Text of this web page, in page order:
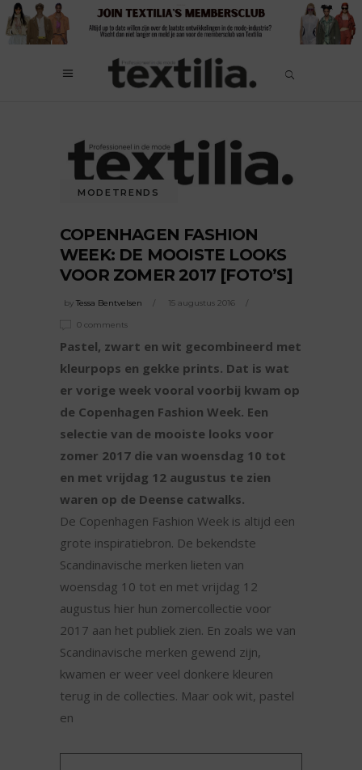
MODETRENDS
COPENHAGEN FASHION
WEEK: DE MOOISTE LOOKS
VOOR ZOMER 2017 [FOTO’S]
by Tessa Bentvelsen 15 augustus 2016
0 comments
Pastel, zwart en wit gecombineerd met
kleurpops en gekke prints. Dat is wat
er vorige week vooral voorbij kwam op
de Copenhagen Fashion Week. Een
selectie van de mooiste looks voor
zomer 2017 die van woensdag 10 tot
en met vrijdag 12 augustus te zien
waren op de Deense catwalks.
De Copenhagen Fashion Week is altijd een
grote inspiratiebron. De bekendste
Scandinavische merken lieten van
woensdag 10 tot en met vrijdag 12
augustus hier hun zomercollectie voor
2017 aan het publiek zien. En zoals we van
Scandinavische merken gewend zijn,
kwamen er weer veel donkere kleuren
terug in de collecties. Maar ook wit, pastel
en